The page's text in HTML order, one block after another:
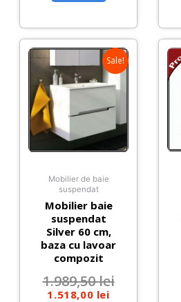
Sale!
Mobilier de baie
suspendat
Mobilier baie
suspendat
Silver 60 cm,
baza cu lavoar
compozit
1.989,50lei
1.518,00 lei